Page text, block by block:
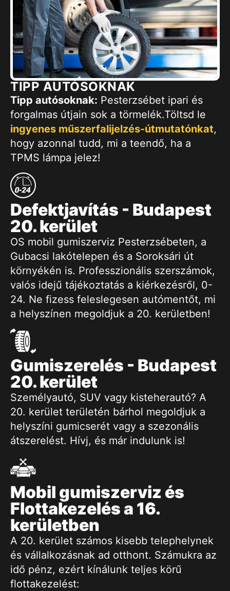
TIPP AUTÓSOKNAK
Tipp autósoknak: Pesterzsébet ipari és
forgalmas útjain sok a törmelék.Töltsd le
ingyenes műszerfalijelzés-útmutatónkat,
hogy azonnal tudd, mi a teendő, ha a
TPMS lámpa jelez!
Defektjavítás - Budapest
20. kerület
OS mobil gumiszerviz Pesterzsébeten, a
Gubacsi lakótelepen és a Soroksári út
környékén is. Professzionális szerszámok,
valós idejű tájékoztatás a kiérkezésről, 0-
24. Ne fizess feleslegesen autómentőt, mi
a helyszínen megoldjuk a 20. kerületben!
Gumiszerelés - Budapest
20. kerület
Személyautó, SUV vagy kisteherautó? A
20. kerület területén bárhol megoldjuk a
helyszíni gumicserét vagy a szezonális
átszerelést. Hívj, és már indulunk is!
Mobil gumiszerviz és
Flottakezelés a 16.
kerületben
A 20. kerület számos kisebb telephelynek
és vállalkozásnak ad otthont. Számukra az
idő pénz, ezért kínálunk teljes körű
flottakezelést: